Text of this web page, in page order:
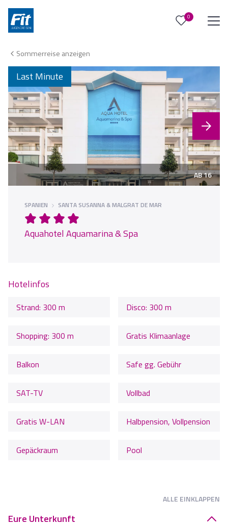
0
Keine Reisen auf der Merkliste
Sommerreise anzeigen
Last Minute
AB 16
SPANIEN SANTA SUSANNA & MALGRAT DE MAR
Aquahotel Aquamarina & Spa
Hotelinfos
Strand: 300 m Disco: 300 m
Shopping: 300 m Gratis Klimaanlage
Balkon Safe gg. Gebühr
SAT-TV Vollbad
Gratis W-LAN Halbpension, Vollpension
Gepäckraum Pool
ALLE EINKLAPPEN
Eure Unterkunft